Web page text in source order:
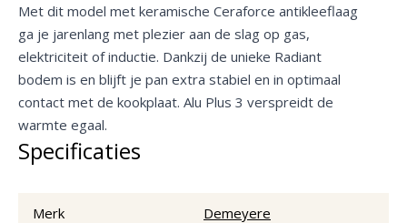
Met dit model met keramische Ceraforce antikleeflaag
ga je jarenlang met plezier aan de slag op gas,
elektriciteit of inductie. Dankzij de unieke Radiant
bodem is en blijft je pan extra stabiel en in optimaal
contact met de kookplaat. Alu Plus 3 verspreidt de
warmte egaal.
Specificaties
Merk Demeyere